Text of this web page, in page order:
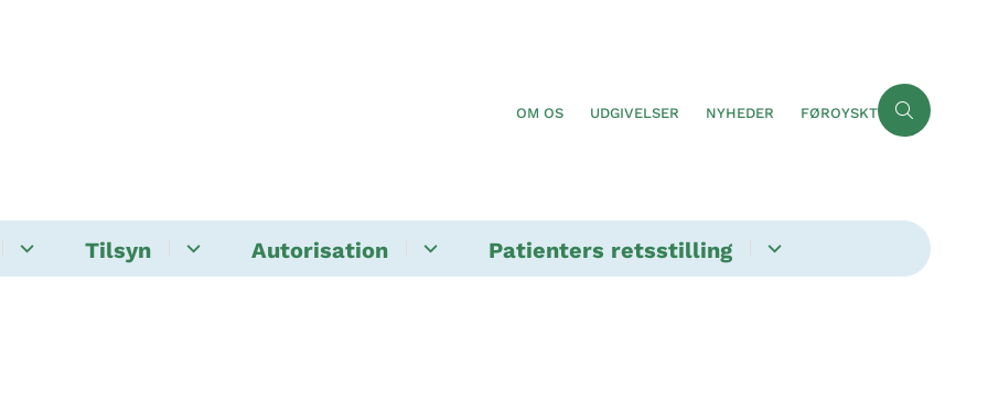
OM OS UDGIVELSER NYHEDER FØROYSKT
Tilsyn Autorisation Patienters retsstilling